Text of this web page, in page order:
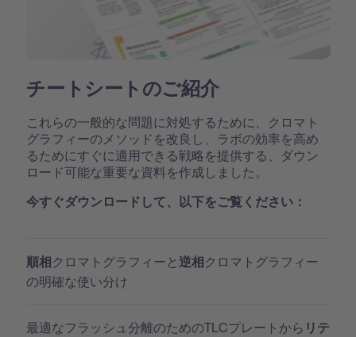
チートシートのご紹介
これらの一般的な問題に対処するために、クロマト
グラフィーのメソッドを改良し、ラボの効率を高め
るためにすぐに適用できる戦略を提供する、ダウン
ロード可能な重要な資料を作成しました。
今すぐダウンロードして、以下をご覧ください：
順相 クロマトグラフィーと逆相 クロマトグラフィー
の明確な使い分け
最適なフラッシュ分離のためのTLCプレートから リテ